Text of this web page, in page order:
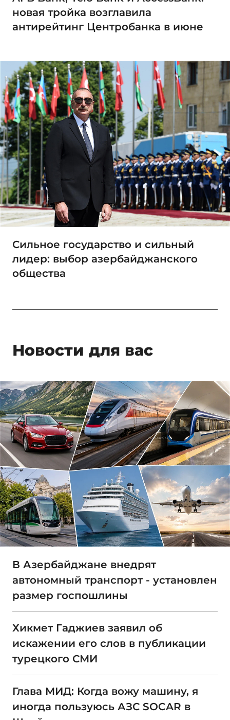
новая тройка возглавила
антирейтинг Центробанка в июне
Сильное государство и сильный
лидер: выбор азербайджанского
общества
Новости для вас
В Азербайджане внедрят
автономный транспорт - установлен
размер госпошлины
Хикмет Гаджиев заявил об
искажении его слов в публикации
турецкого СМИ
Глава МИД: Когда вожу машину, я
иногда пользуюсь АЗС SOCAR в